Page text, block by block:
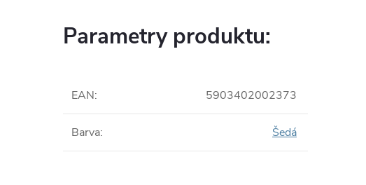
Parametry produktu:
EAN: 5903402002373
Barva: Šedá